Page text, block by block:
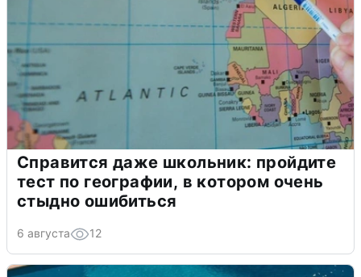
Справится даже школьник: пройдите
тест по географии, в котором очень
стыдно ошибиться
6 августа 12